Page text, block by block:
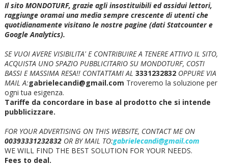
Il sito MONDOTURF, grazie agli insostituibili ed assidui lettori,
raggiunge oramai una media sempre crescente di utenti che
quotidianamente visitano le nostre pagine (dati Statcounter e
Google Analytics).
SE VUOI AVERE VISIBILITA' E CONTRIBUIRE A TENERE ATTIVO IL SITO,
ACQUISTA UNO SPAZIO PUBBLICITARIO SU MONDOTURF, COSTI
BASSI E MASSIMA RESA!! CONTATTAMI AL 3331232832 OPPURE VIA
MAIL A:gabrielecandi@gmail.com Troveremo la soluzione per
ogni tua esigenza.
Tariffe da concordare in base al prodotto che si intende
pubblicizzare.
FOR YOUR ADVERTISING ON THIS WEBSITE, CONTACT ME ON
00393331232832OR BY MAIL TO:gabrielecandi@gmail.com
WE WILL FIND THE BEST SOLUTION FOR YOUR NEEDS.
Fees to deal.